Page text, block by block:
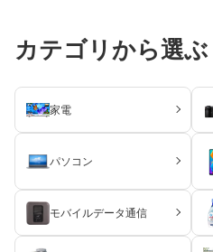
だと絡まってしまうため、シャー
●気にする必要がなかったこと
備品の話がどれだけ充実している
際は布団用に使う掃除機の口だけ
付けず、本体のまま使用していま
で、そちらでもよかったかなと少
るほどでないので、今の商品で満
●どのような人におすすめできるか
米を美味しく食べたい人、また米
く食べられるようになる炊飯器だ
と圧力弁は中からの取付で内側か
●気にする必要がなかったこと
購入予定の物よりも少し予算はオ
くご飯が食べられるのであれば、
組も最初から観る設定に出来て便
●使ってみた感想（悪かったこと）
視聴に関しては問題ないのですが
ります。また、リモコン操作時に
ずイライラすることがあります。
●どのような人におすすめできるか
私のようにサブスクで動画配信サ
ビを使う頻度も多くなるでしょう
●懸念点
画面が左右に振れるかどうか
●搬入・受取・開封・設置時のトラ
●使ってみた感想（良かったこと）
スピーカーが下向きに付いていて
際に使ってみると、以前の
段良かった
グレードはエントリーモデルだっ
購入前の予算は20万円以内で、サ
店で考えようとしていました。店
り、30万円以上しましたがこの商
以前のテレビは50インチでしたが
を見ることができたことが大きな
を扇風機のように首で調節できる
カテゴリから選ぶ
家電
パソコン
モバイルデータ通信